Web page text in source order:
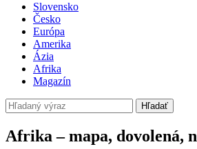
Slovensko
Česko
Európa
Amerika
Ázia
Afrika
Magazín
Hľadať
Afrika – mapa, dovolená,